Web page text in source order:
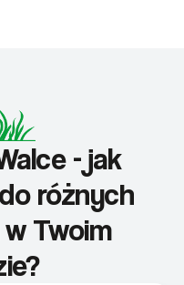
- jak
różnych
Twoim